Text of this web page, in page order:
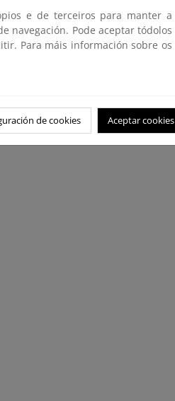
e de terceiros para manter a
navegación. Pode aceptar tódolos
Para máis información sobre os
de cookies Aceptar cookies